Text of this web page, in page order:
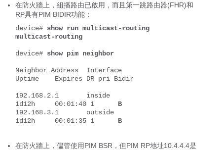
在防火牆上，組播路由已啟用，而且第一跳路由器(FHR)和
RP具有PIM BIDIR功能：
device# show run multicast-routing
multicast-routing
device# show pim neighbor
Neighbor Address  Interface
Uptime    Expires DR pri Bidir
192.168.2.1       inside
1d12h     00:01:40 1 B
192.168.3.1       outside
1d12h     00:01:35 1 B
在防火牆上，儘管使用PIM BSR，但PIM RP地址10.4.4.4是